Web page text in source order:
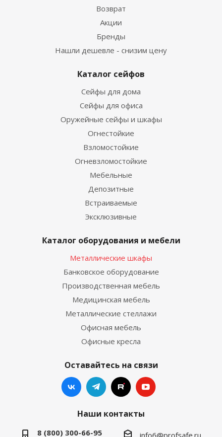
Возврат
Акции
Бренды
Нашли дешевле - снизим цену
Каталог сейфов
Сейфы для дома
Сейфы для офиса
Оружейные сейфы и шкафы
Огнестойкие
Взломостойкие
Огневзломостойкие
Мебельные
Депозитные
Встраиваемые
Эксклюзивные
Каталог оборудования и мебели
Металлические шкафы
Банковское оборудование
Производственная мебель
Медицинская мебель
Металлические стеллажи
Офисная мебель
Офисные кресла
Оставайтесь на связи
Наши контакты
8 (800) 300-66-95 info6@profsafe.ru